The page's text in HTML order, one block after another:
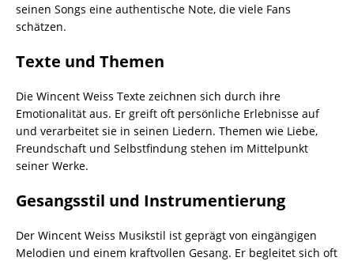
seinen Songs eine authentische Note, die viele Fans
schätzen.
Texte und Themen
Die Wincent Weiss Texte zeichnen sich durch ihre
Emotionalität aus. Er greift oft persönliche Erlebnisse auf
und verarbeitet sie in seinen Liedern. Themen wie Liebe,
Freundschaft und Selbstfindung stehen im Mittelpunkt
seiner Werke.
Gesangsstil und Instrumentierung
Der Wincent Weiss Musikstil ist geprägt von eingängigen
Melodien und einem kraftvollen Gesang. Er begleitet sich oft